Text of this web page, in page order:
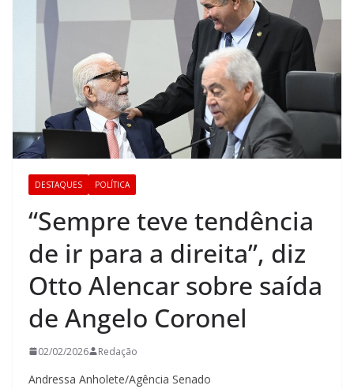
DESTAQUES POLÍTICA
“Sempre teve tendência
de ir para a direita”, diz
Otto Alencar sobre saída
de Angelo Coronel
02/02/2026 Redação
Andressa Anholete/Agência Senado